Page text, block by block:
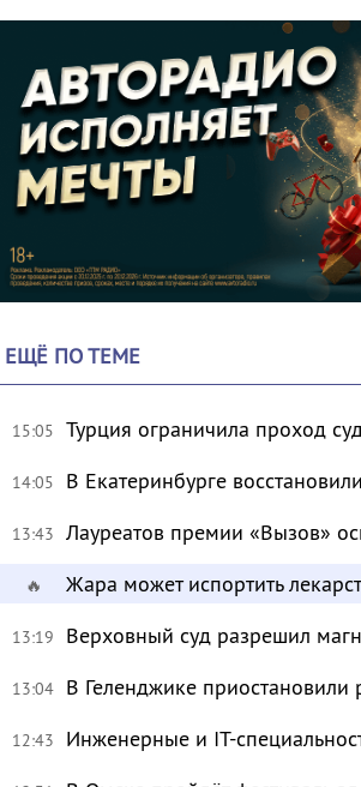
ЕЩЁ ПО ТЕМЕ
15:05 Турция ограничила проход
14:05 В Екатеринбурге
13:43 Лауреатов премии «Вызов»
🔥 Жара может испортить
13:19 Верховный суд разрешил
13:04 В Геленджике приостановили
12:43 Инженерные и IT-